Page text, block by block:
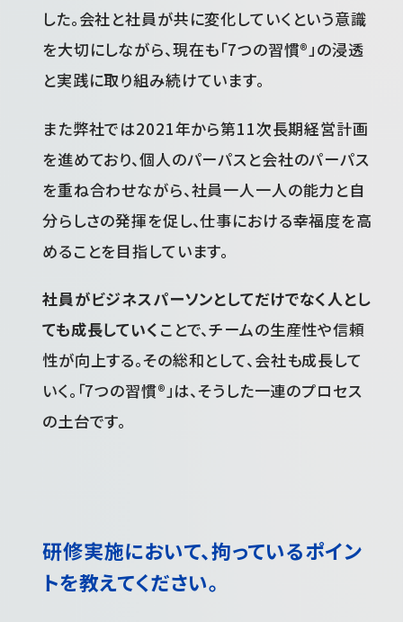
した。会社と社員が共に変化していくという意識
を大切にしながら、現在も「7つの習慣®」の浸透
と実践に取り組み続けています。
また弊社では2021年から第11次長期経営計画
を進めており、個人のパーパスと会社のパーパス
を重ね合わせながら、社員一人一人の能力と自
分らしさの発揮を促し、仕事における幸福度を高
めることを目指しています。
社員がビジネスパーソンとしてだけでなく人とし
ても成長していく ことで、チームの生産性や信頼
性が向上する。その総和として、会社も成長して
いく。「7つの習慣®」は、そうした一連のプロセス
の土台です。
研修実施において、拘っているポイン
トを教えてください。